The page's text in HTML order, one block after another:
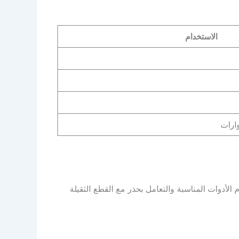
الاستخدام
المناسبة والتعامل بحذر مع القطع الثقيلة